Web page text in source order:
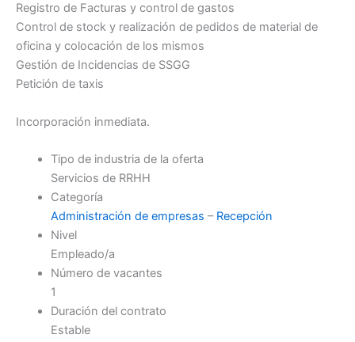
Registro de Facturas y control de gastos
Control de stock y realización de pedidos de material de
oficina y colocación de los mismos
Gestión de Incidencias de SSGG
Petición de taxis
Incorporación inmediata.
Tipo de industria de la oferta
Servicios de RRHH
Categoría
Administración de empresas – Recepción
Nivel
Empleado/a
Número de vacantes
1
Duración del contrato
Estable